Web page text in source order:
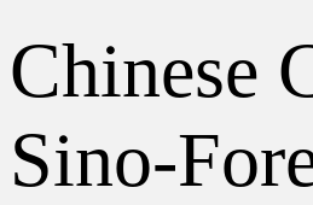
Chinese
Sino-